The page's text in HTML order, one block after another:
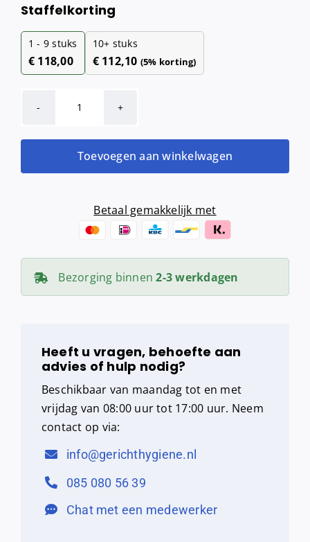
Staffelkorting
1 - 9 stuks
€ 118,00
10+ stuks
€112,10 (5% korting)
Qbic-
zeepdispenser
400
aantal
Toevoegen aan winkelwagen
Betaal gemakkelijk met
Bezorging binnen2-3 werkdagen
Heeft u vragen, behoefte aan
advies of hulp nodig?
Beschikbaar van maandag tot en met
vrijdag van 08:00 uur tot 17:00 uur. Neem
contact op via:
info@gerichthygiene.nl
085 080 56 39
Chat met een medewerker